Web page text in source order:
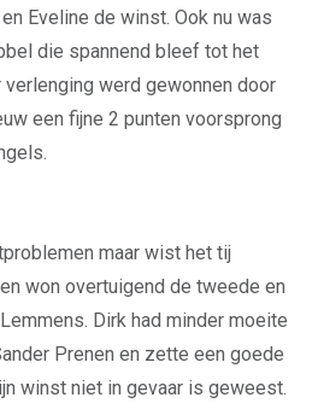
Eveline de winst. Ook nu was
die spannend bleef tot het
werd gewonnen door
een fijne 2 punten voorsprong
maar wist het tij
won overtuigend de tweede en
Dirk had minder moeite
Prenen en zette een goede
winst niet in gevaar is geweest.